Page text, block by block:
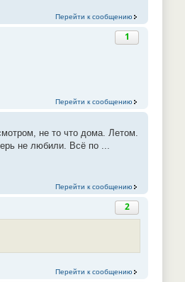
Перейти к сообщению
1
Перейти к сообщению
не то что дома. Летом.
не любили. Всё по ...
Перейти к сообщению
2
Перейти к сообщению